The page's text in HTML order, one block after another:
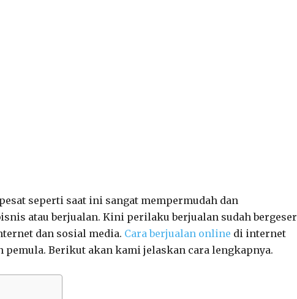
seperti saat ini sangat mempermudah dan
atau berjualan. Kini perilaku berjualan sudah bergeser
dan sosial media. Cara berjualan online di internet
Berikut akan kami jelaskan cara lengkapnya.